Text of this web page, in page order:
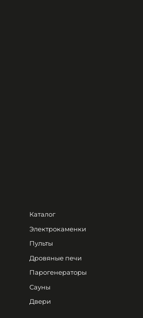
Каталог
Электрокаменки
Пульты
Дровяные печи
Парогенераторы
Сауны
Двери